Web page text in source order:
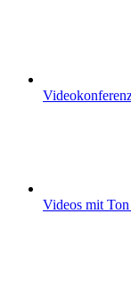
Videos mit